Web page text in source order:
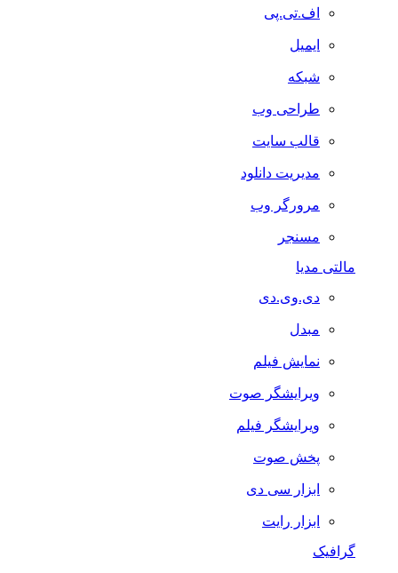
اف.تی.پی
ایمیل
شبکه
طراحی وب
قالب سایت
مدیریت دانلود
مرورگر وب
مسنجر
مالتی مدیا
دی.وی.دی
مبدل
نمایش فیلم
ویرایشگر صوت
ویرایشگر فیلم
پخش صوت
ابزار سی دی
ابزار رایت
گرافیک